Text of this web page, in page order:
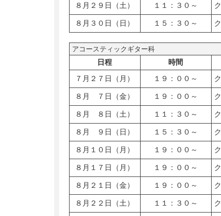
８月２９日（土） １１：３０～
８月３０日（日） １５：３０～
アコースティックギター科
日程
時間
７月２７日（月）
１９：００～
８月 ７日（金） １９：００～
８月 ８日（土） １１：３０～
８月 ９日（日） １５：３０～
８月１０日（月） １９：００～
８月１７日（月） １９：００～
８月２１日（金） １９：００～
８月２２日（土） １１：３０～